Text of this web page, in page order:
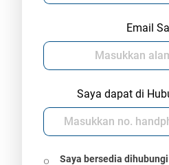
Email
Saya dapat di
Saya bersedia